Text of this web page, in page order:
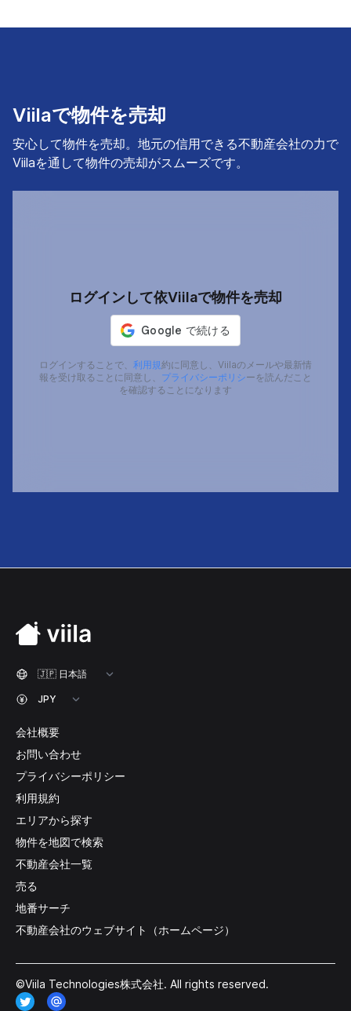
Viilaで物件を売却
安心して物件を売却。地元の信用できる不動産会社の力で
Viilaを通して物件の売却がスムーズです。
ログインして依Viilaで物件を売却
ログインすることで、 利用規約に同意し、Viilaのメールや最新情
報を受け取ることに同意し、 プライバシーポリシーを読んだこと
を確認することになります
会社概要
お問い合わせ
プライバシーポリシー
利用規約
エリアから探す
物件を地図で検索
不動産会社一覧
売る
地番サーチ
不動産会社のウェブサイト（ホームページ）
©Viila Technologies株式会社. All rights reserved.